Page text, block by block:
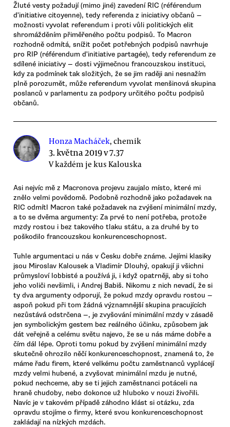
Žluté vesty požadují (mimo jiné) zavedení RIC (référendum
d'initiative citoyenne), tedy referenda z iniciativy občanů —
možnosti vyvolat referendum i proti vůli politických elit
shromážděním přiměřeného počtu podpisů. To Macron
rozhodně odmítá, snížit počet potřebných podpisů navrhuje
pro RIP (référendum d'initiative partagée), tedy referendum ze
sdílené iniciativy — dosti výjimečnou francouzskou instituci,
kdy za podmínek tak složitých, že se jim raději ani nesnažím
plně porozumět, může referendum vyvolat menšinová skupina
poslanců v parlamentu za podpory určitého počtu podpisů
občanů.
Honza Macháček, chemik
3. května 2019 v 7.37
V každém je kus Kalouska
Asi nejvíc mě z Macronova projevu zaujalo místo, které mi
znělo velmi povědomě. Podobně rozhodně jako požadavek na
RIC odmítl Macron také požadavek na zvýšení minimální mzdy,
a to se dvěma argumenty: Za prvé to není potřeba, protože
mzdy rostou i bez takového tlaku státu, a za druhé by to
poškodilo francouzskou konkurenceschopnost.
Tuhle argumentaci u nás v Česku dobře známe. Jejími klasiky
jsou Miroslav Kalousek a Vladimír Dlouhý, opakují ji všichni
průmysloví lobbisté a používá ji, i když opatrněji, aby si toho
jeho voliči nevšimli, i Andrej Babiš. Nikomu z nich nevadí, že si
ty dva argumenty odporují, že pokud mzdy opravdu rostou —
aspoň pokud při tom žádná významnější skupina pracujících
nezůstává odstrčena —, je zvyšování minimální mzdy v zásadě
jen symbolickým gestem bez reálného účinku, způsobem jak
dát veřejně a celému světu najevo, že se u nás máme dobře a
čím dál lépe. Oproti tomu pokud by zvýšení minimální mzdy
skutečně ohrozilo něčí konkurenceschopnost, znamená to, že
máme řadu firem, které velkému počtu zaměstnanců vyplácejí
mzdy velmi hubené, a zvyšovat minimální mzdu je nutné,
pokud nechceme, aby se ti jejich zaměstnanci potáceli na
hraně chudoby, nebo dokonce už hluboko v nouzi živořili.
Navíc je v takovém případě záhodno klást si otázku, zda
opravdu stojíme o firmy, které svou konkurenceschopnost
zakládají na nízkých mzdách.